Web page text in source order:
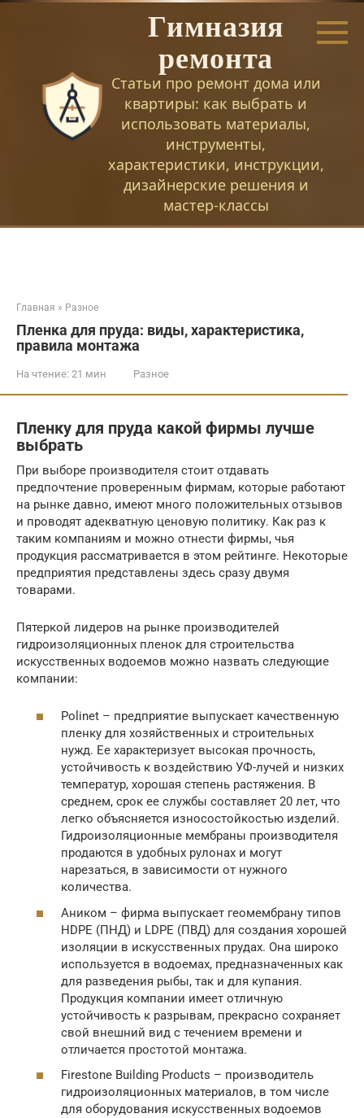
Перейти
Гимназия
ремонта
Статьи про ремонт дома или
квартиры: как выбрать и
использовать материалы,
инструменты,
характеристики, инструкции,
дизайнерские решения и
мастер-классы
Главная » Разное
Пленка для пруда: виды, характеристика,
правила монтажа
На чтение: 21 мин Разное
Пленку для пруда какой фирмы лучше
выбрать
При выборе производителя стоит отдавать
предпочтение проверенным фирмам, которые работают
на рынке давно, имеют много положительных отзывов
и проводят адекватную ценовую политику. Как раз к
таким компаниям и можно отнести фирмы, чья
продукция рассматривается в этом рейтинге. Некоторые
предприятия представлены здесь сразу двумя
товарами.
Пятеркой лидеров на рынке производителей
гидроизоляционных пленок для строительства
искусственных водоемов можно назвать следующие
компании:
Polinet – предприятие выпускает качественную
пленку для хозяйственных и строительных
нужд. Ее характеризует высокая прочность,
устойчивость к воздействию УФ-лучей и низких
температур, хорошая степень растяжения. В
среднем, срок ее службы составляет 20 лет, что
легко объясняется износостойкостью изделий.
Гидроизоляционные мембраны производителя
продаются в удобных рулонах и могут
нарезаться, в зависимости от нужного
количества.
Аником – фирма выпускает геомембрану типов
HDPE (ПНД) и LDPE (ПВД) для создания хорошей
изоляции в искусственных прудах. Она широко
используется в водоемах, предназначенных как
для разведения рыбы, так и для купания.
Продукция компании имеет отличную
устойчивость к разрывам, прекрасно сохраняет
свой внешний вид с течением времени и
отличается простотой монтажа.
Firestone Building Products – производитель
гидроизоляционных материалов, в том числе
для оборудования искусственных водоемов